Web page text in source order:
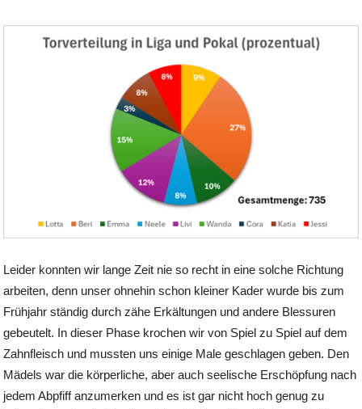
Leider konnten wir lange Zeit nie so recht in eine solche Richtung
arbeiten, denn unser ohnehin schon kleiner Kader wurde bis zum
Frühjahr ständig durch zähe Erkältungen und andere Blessuren
gebeutelt. In dieser Phase krochen wir von Spiel zu Spiel auf dem
Zahnfleisch und mussten uns einige Male geschlagen geben. Den
Mädels war die körperliche, aber auch seelische Erschöpfung nach
jedem Abpfiff anzumerken und es ist gar nicht hoch genug zu